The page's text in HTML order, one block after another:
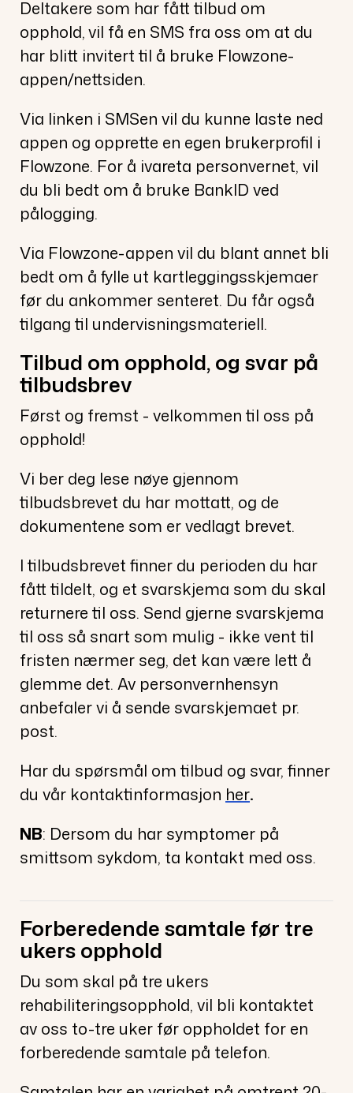
Deltakere som har fått tilbud om
opphold,vil få en SMS fra oss om at du
har blitt invitert til å bruke Flowzone-
appen/nettsiden.
Via linken i SMSen vil du kunne laste ned
appen og opprette en egen brukerprofil i
Flowzone. For å ivareta personvernet, vil
du bli bedt om å bruke BankID ved
pålogging.
Via Flowzone-appen vil du blant annet bli
bedt om å fylle ut kartleggingsskjemaer
før du ankommer senteret. Du får også
tilgang til undervisningsmateriell.
Tilbud om opphold, og svar på
tilbudsbrev
Først og fremst - velkommen til oss på
opphold!
Vi ber deg lese nøye gjennom
tilbudsbrevet du har mottatt, og de
dokumentene som er vedlagt brevet.
I tilbudsbrevet finner du perioden du har
fått tildelt, og et svarskjema som du skal
returnere til oss. Send gjerne svarskjema
til oss så snart som mulig - ikke vent til
fristen nærmer seg, det kan være lett å
glemme det. Av personvernhensyn
anbefaler vi å sende svarskjemaet pr.
post.
Har du spørsmål om tilbud og svar, finner
du vår kontaktinformasjon her.
NB: Dersom du har symptomer på
smittsom sykdom, ta kontakt med oss.
Forberedende samtale før tre
ukers opphold
Du som skal på tre ukers
rehabiliteringsopphold, vil bli kontaktet
av oss to-tre uker før oppholdet for en
forberedende samtale på telefon.